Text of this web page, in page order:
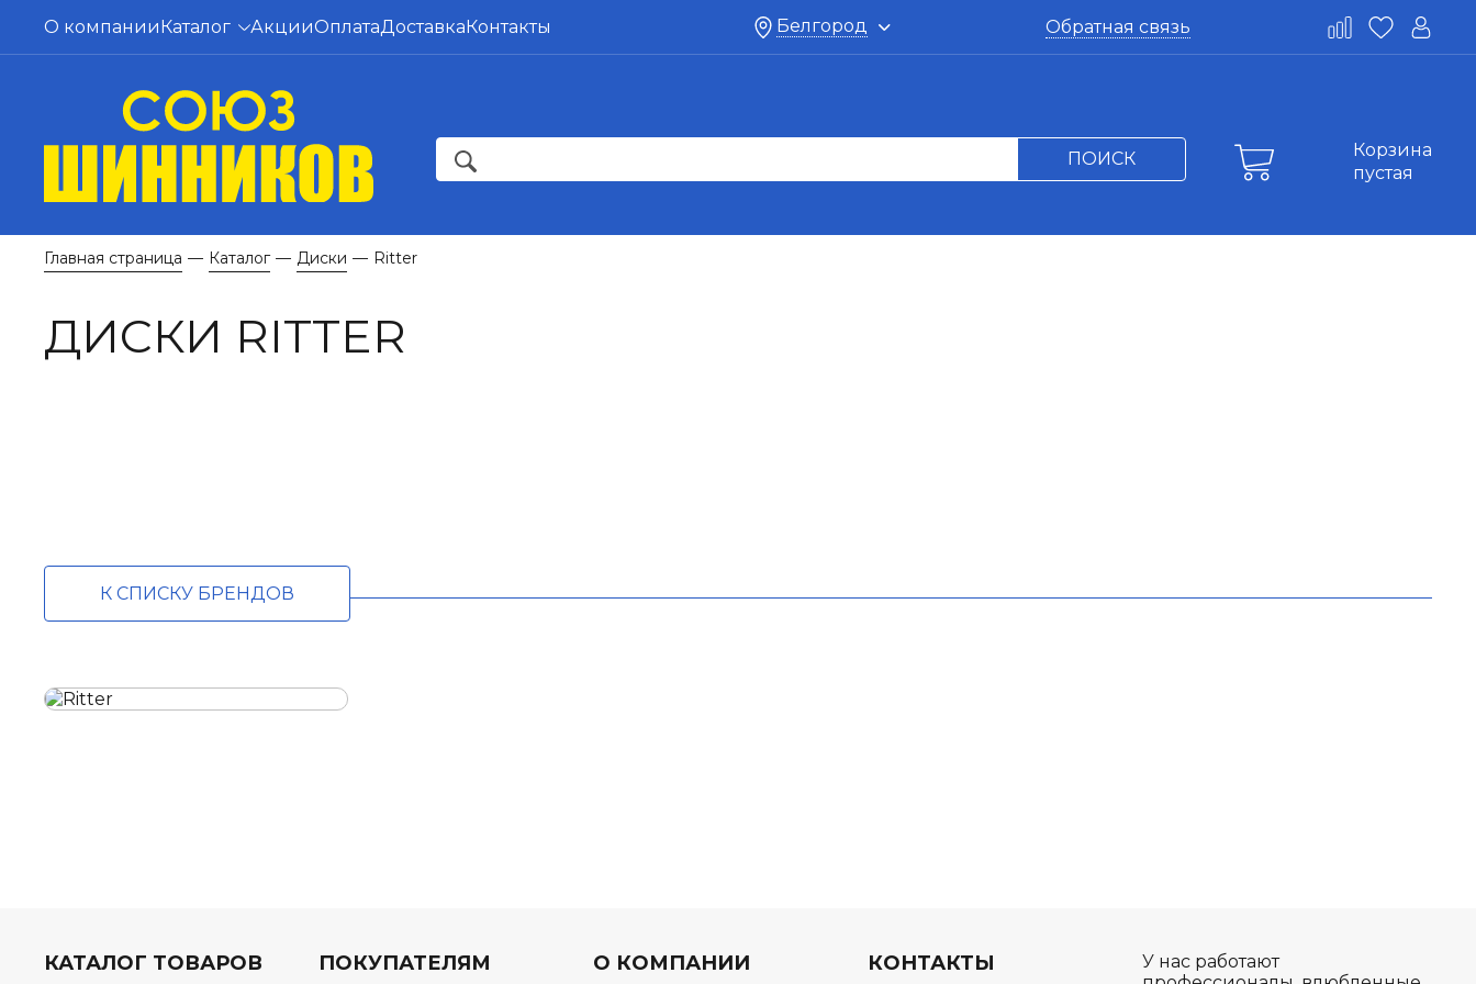
О компанииКаталог АкцииОплатаДоставкаКонтакты Белгород Обратная связь
ПОИСК
Корзина
пустая
Главная страница — Каталог — Диски — Ritter
ДИСКИ RITTER
К СПИСКУ БРЕНДОВ
КАТАЛОГ ТОВАРОВ ПОКУПАТЕЛЯМ О КОМПАНИИ
У нас работают
КОНТАКТЫ